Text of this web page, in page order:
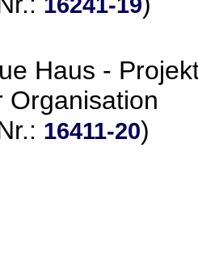
Haus -
Organisation
16411-20)